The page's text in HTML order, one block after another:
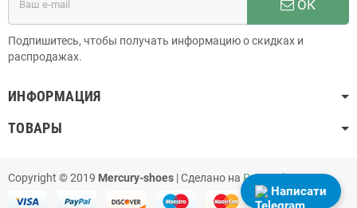
ОК
Подпишитесь, чтобы получать информацию о скидках и
распродажах.
ИНФОРМАЦИЯ
ТОВАРЫ
Copyright © 2019 Mercury-shoes | Сделано на PrestaShop
Написати